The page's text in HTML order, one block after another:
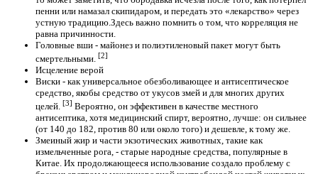
пенни или намазал скипидаром, и передать это «лекарство» через
устную традицию.Здесь важно помнить о том, что корреляция не
равна причинности.
Головные вши - майонез и полиэтиленовый пакет могут быть
смертельными. [2]
Исцеление верой
Виски - как универсальное обезболивающее и антисептическое
средство, якобы средство от укусов змей и для многих других
целей. [3] Вероятно, он эффективен в качестве местного
антисептика, хотя медицинский спирт, вероятно, лучше: он сильнее
(от 140 до 182, против 80 или около того) и дешевле, к тому же.
Змеиный жир и части экзотических животных, такие как
измельченные рога, - старые народные средства, популярные в
Китае. Их продолжающееся использование создало проблему с